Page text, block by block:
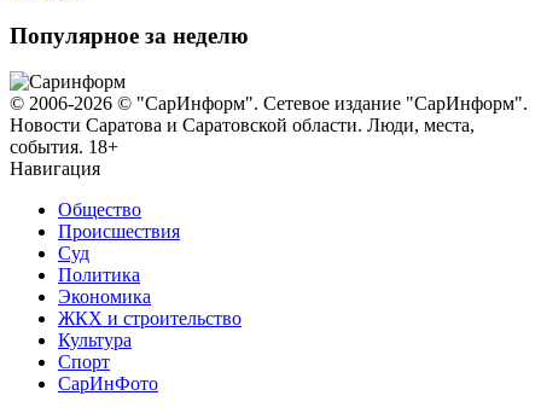
Популярное за неделю
© 2006-2026 © "СарИнформ". Сетевое издание "СарИнформ".
Новости Саратова и Саратовской области. Люди, места,
события. 18+
Навигация
Общество
Происшествия
Суд
Политика
Экономика
ЖКХ и строительство
Культура
Спорт
СарИнФото